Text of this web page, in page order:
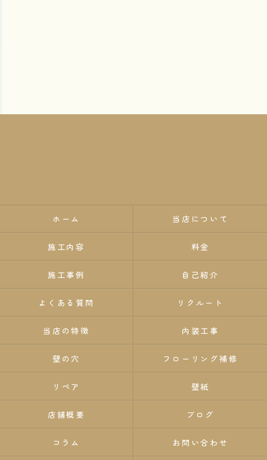
ホーム 当店について
施工内容 料金
施工事例 自己紹介
よくある質問 リクルート
当店の特徴 内装工事
壁の穴 フローリング補修
リペア 壁紙
店舗概要 ブログ
コラム お問い合わせ